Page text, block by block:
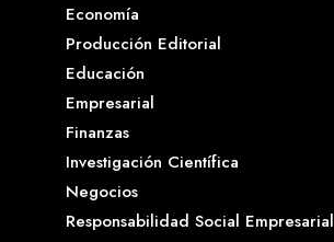
Economía
Producción Editorial
Educación
Empresarial
Finanzas
Investigación Científica
Negocios
Responsabilidad Social Empresarial